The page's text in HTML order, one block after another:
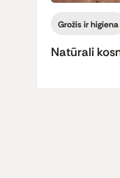
Grožis ir higiena
Natūrali